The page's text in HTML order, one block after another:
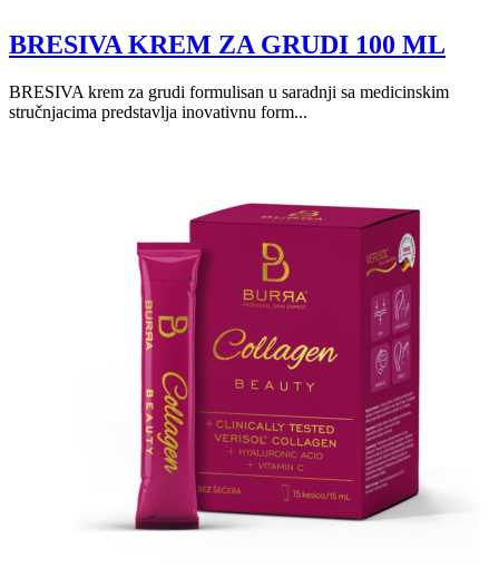
BRESIVA KREM ZA GRUDI 100 ML
BRESIVA krem za grudi formulisan u saradnji sa medicinskim
stručnjacima predstavlja inovativnu form...